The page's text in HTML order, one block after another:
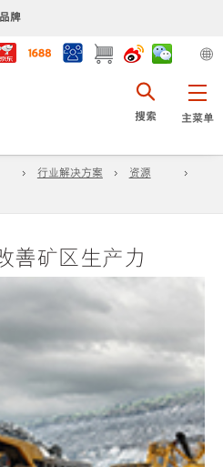
品牌
主菜单
搜索
行业解决方案
资源
善矿区生产力